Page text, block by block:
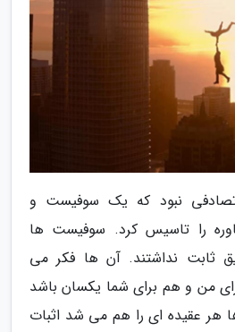
تصادفی نبود که یک سوفیست و
را تاسیس کرد. سوفیست ها
ثابت نداشتند. آن ها فکر می
من و هم برای شما یکسان باشد
هر عقیده ای را هم می شد اثبات